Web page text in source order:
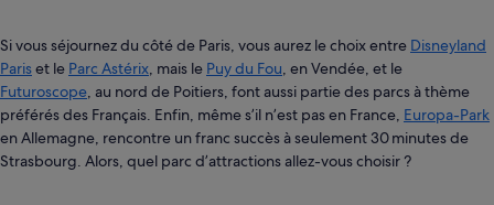
Si vous séjournez du côté de Paris, vous aurez le choix entre Disneyland
Pariset le Parc Astérix , mais le Puy du Fou , en Vendée, et le
Futuroscope , au nord de Poitiers, font aussi partie des parcs à thème
préférés des Français. Enfin, même s’il n’est pas en France, Europa-Park
en Allemagne, rencontre un franc succès à seulement 30 minutes de
Strasbourg. Alors, quel parc d’attractions allez-vous choisir ?